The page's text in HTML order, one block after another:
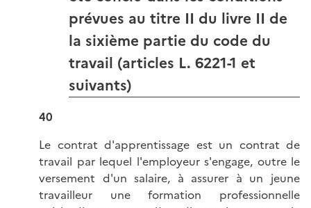
prévues au titre II du livre II de
la sixième partie du code du
travail (articles L. 6221-1 et
suivants)
40
Le contrat d'apprentissage est un contrat de
travail par lequel l'employeur s'engage, outre le
versement d'un salaire, à assurer à un jeune
travailleur une formation professionnelle